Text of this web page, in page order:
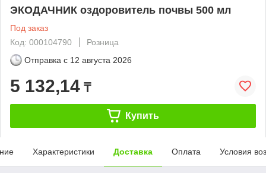
ЭКОДАЧНИК оздоровитель почвы 500 мл
Под заказ
Код: 000104790
Розница
Отправка с 12 августа 2026
5 132,14 ₸
Купить
Характеристики Доставка Оплата Условия